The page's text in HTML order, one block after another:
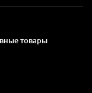
товары